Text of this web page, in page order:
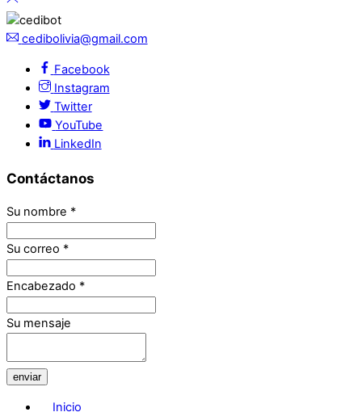
cedibolivia@gmail.com
Facebook
Instagram
Twitter
YouTube
LinkedIn
Contáctanos
Su nombre *
Su correo *
Encabezado *
Su mensaje
enviar
Inicio